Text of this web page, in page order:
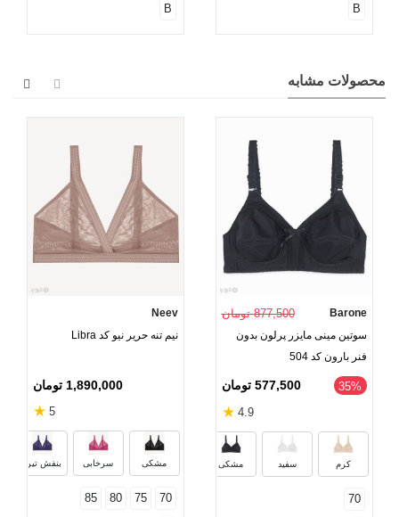
B
B
محصولات مشابه
Barone 877,500 تومان
سوتین مینی مایزر پرلون بدون
فنر بارون کد 504
35% 577,500 تومان
4.9
★
کرم سفید مشکی
70
Neev
نیم تنه حریر نیو کد Libra
1,890,000 تومان
5
★
مشکی سرخابی بنفش تیره
70
75
80
85